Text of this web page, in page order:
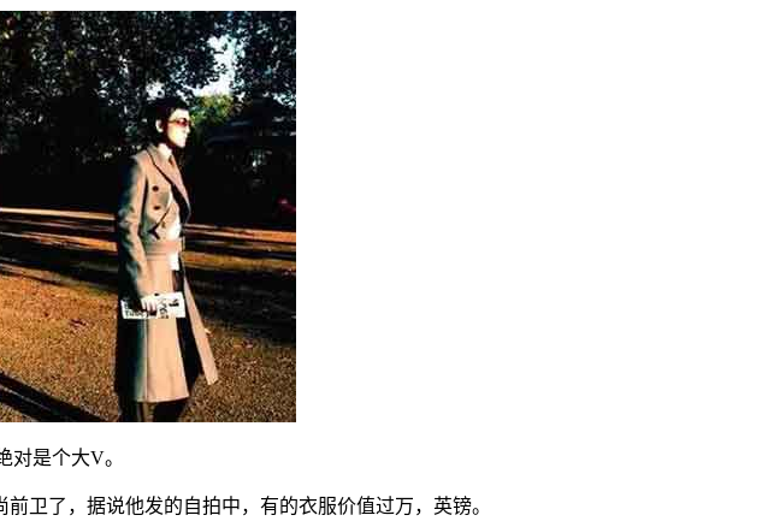
对是个大V。
卫了，据说他发的自拍中，有的衣服价值过万，英镑。